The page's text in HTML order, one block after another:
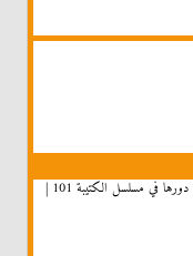
وفاء عامر تكشف مفاجأة عن دورها في مسلسل الكتيبة 101 |